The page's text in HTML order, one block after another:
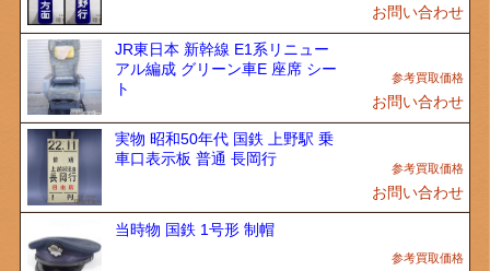
お問い合わせ
JR東日本 新幹線 E1系リニュー
アル編成 グリーン車E 座席 シー
ト
お問い合わせ
実物 昭和50年代 国鉄 上野駅 乗
車口表示板 普通 長岡行
お問い合わせ
当時物 国鉄 1号形 制帽